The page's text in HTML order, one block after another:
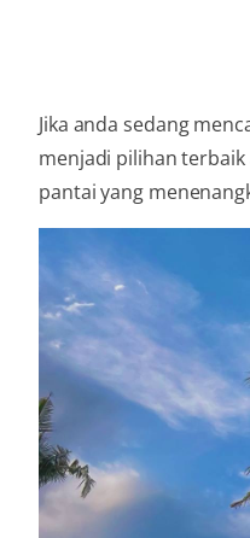
Jika anda sedang
menjadi pilihan terbaik
pantai yang